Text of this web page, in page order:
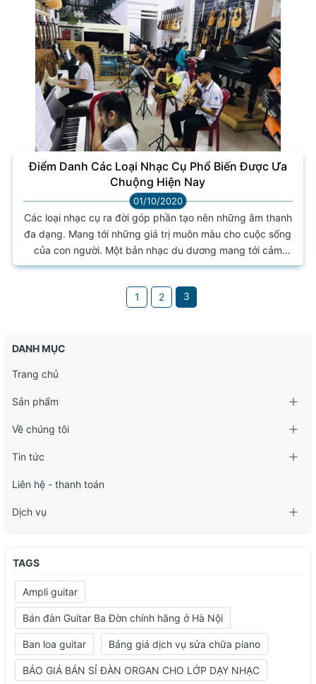
Điểm Danh Các Loại Nhạc Cụ Phổ Biến Được Ưa
Chuộng Hiện Nay
01/10/2020
Các loại nhạc cụ ra đời góp phần tạo nên những âm thanh
đa dạng. Mang tới những giá trị muôn màu cho cuộc sống
của con người. Một bản nhạc du dương mang tới cảm
giác yên bình dễ chịu. Một bản nhạc sôi động khiến con
thiếu đến với con người 1. Nhạc cụ là gì? Vai trò của các
1 2 3
DANH MỤC
Trang chủ
Sản phẩm
Về chúng tôi
Tin tức
Liên hệ - thanh toán
Dịch vụ
TAGS
Ampli guitar
Bán đàn Guitar Ba Đờn chính hãng ở Hà Nội
Ban loa guitar Bảng giá dịch vụ sửa chữa piano
BÁO GIÁ BÁN SỈ ĐÀN ORGAN CHO LỚP DẠY NHẠC